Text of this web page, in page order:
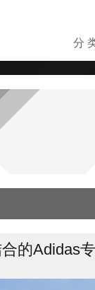
分
的Adidas